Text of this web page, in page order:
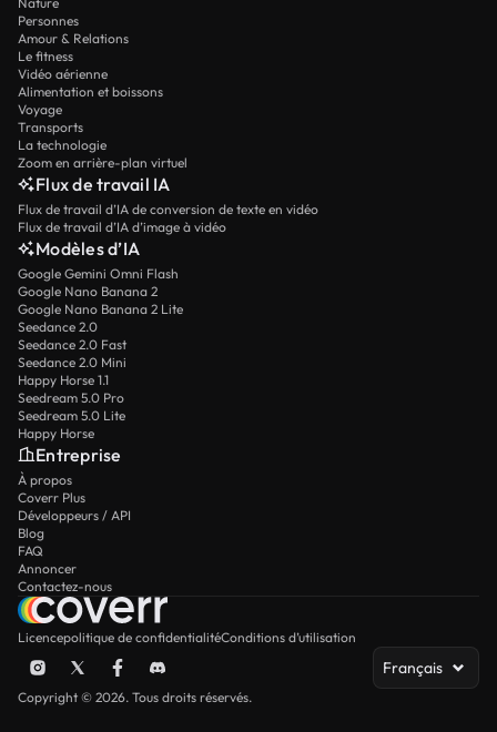
Personnes
Amour & Relations
Le fitness
Vidéo aérienne
Alimentation et boissons
Voyage
Transports
La technologie
Zoom en arrière-plan virtuel
Flux de travail IA
Flux de travail d’IA de conversion de texte en vidéo
Flux de travail d’IA d’image à vidéo
Modèles d’IA
Google Gemini Omni Flash
Google Nano Banana 2
Google Nano Banana 2 Lite
Seedance 2.0
Seedance 2.0 Fast
Seedance 2.0 Mini
Happy Horse 1.1
Seedream 5.0 Pro
Seedream 5.0 Lite
Happy Horse
Entreprise
À propos
Coverr Plus
Développeurs / API
Blog
FAQ
Annoncer
Contactez-nous
Licencepolitique de confidentialitéConditions d’utilisation
Français
Copyright © 2026. Tous droits réservés.